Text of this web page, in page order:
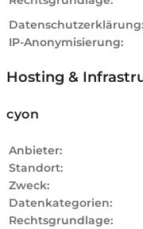
Datenschutzerklärung:
IP-Anonymisierung:
Hosting &
cyon
Anbieter:
Standort:
Zweck:
Datenkategorien:
Rechtsgrundlage: